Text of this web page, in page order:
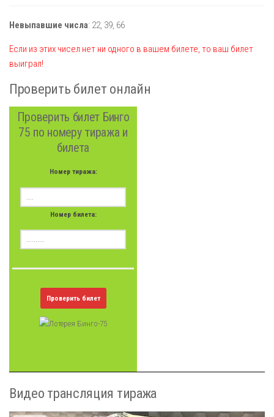
Невыпавшие числа: 22, 39, 66
Если из этих чисел нет ни одного в вашем билете, то ваш билет
выиграл!
Проверить билет онлайн
Проверить билет Бинго
75 по номеру тиража и
билета
Номер тиража:
Номер билета:
Проверить билет
Видео трансляция тиража